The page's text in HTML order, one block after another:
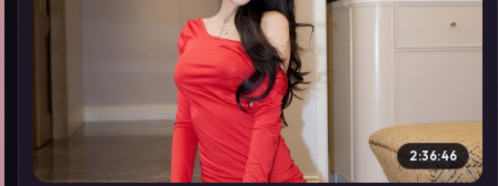
▶
2:36:46